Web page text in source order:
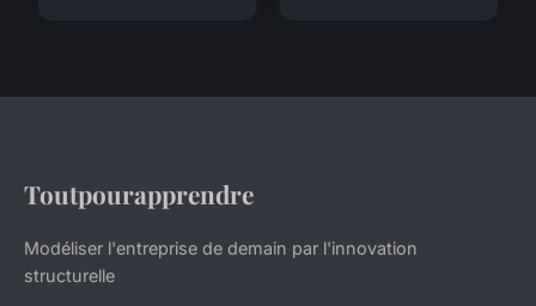
Toutpourapprendre
Modéliser l'entreprise de demain par l'innovation
structurelle